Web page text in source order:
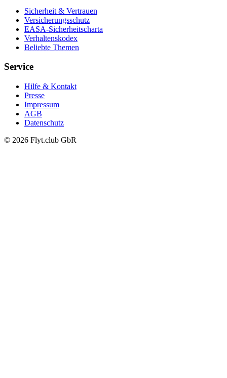
Sicherheit & Vertrauen
Versicherungsschutz
EASA-Sicherheitscharta
Verhaltenskodex
Beliebte Themen
Service
Hilfe & Kontakt
Presse
Impressum
AGB
Datenschutz
© 2026 Flyt.club GbR